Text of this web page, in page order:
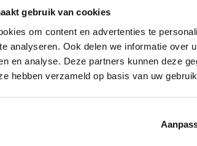
gebruik van cookies
om content en advertenties te
analyseren. Ook delen we informatie over
en analyse. Deze partners kunnen deze
hebben verzameld op basis van uw
blower (220 volt, verbruikt bijna geen
feestpop binnen 5 minuten staan. Het
scherpe voorwerpen. Verder kan de
van je Sarah pop flowerpower met
in Nederland de unieke GRATIS
GRATIS af op het adres van je